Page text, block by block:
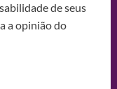
de seus
a opinião do